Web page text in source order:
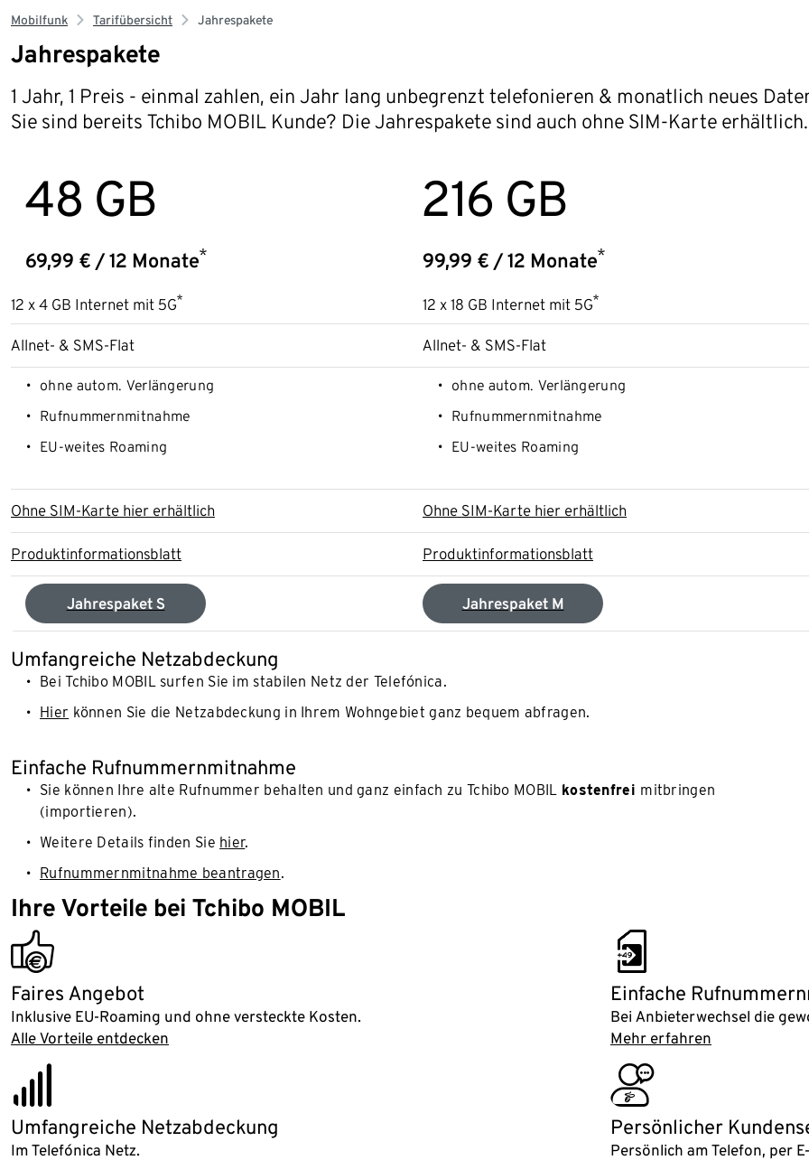
Mobilfunk Tarifübersicht Jahrespakete
Jahrespakete
1 Jahr, 1 Preis - einmal zahlen, ein Jahr lang unbegrenzt telefonieren & monatlich neues
Sie sind bereits Tchibo MOBIL Kunde? Die Jahrespakete sind auch ohne SIM-Karte erhältlich.
48 GB 216 GB
69,99 € / 12 Monate* 99,99 € / 12 Monate*
12 x 4 GB Internet mit 5G* 12 x 18 GB Internet mit 5G*
Allnet- & SMS-Flat Allnet- & SMS-Flat
ohne autom. Verlängerung
Rufnummernmitnahme
EU-weites Roaming
ohne autom. Verlängerung
Rufnummernmitnahme
EU-weites Roaming
Ohne SIM-Karte hier erhältlich Ohne SIM-Karte hier erhältlich
Produktinformationsblatt Produktinformationsblatt
Jahrespaket S Jahrespaket M
Umfangreiche Netzabdeckung
Bei Tchibo MOBIL surfen Sie im stabilen Netz der Telefónica.
Hier können Sie die Netzabdeckung in Ihrem Wohngebiet ganz bequem abfragen.
Einfache Rufnummernmitnahme
Sie können Ihre alte Rufnummer behalten und ganz einfach zu Tchibo MOBIL kostenfrei mitbringen
(importieren).
Weitere Details finden Sie hier.
Rufnummernmitnahme beantragen.
Ihre Vorteile bei Tchibo MOBIL
promotion_thumb
Faires Angebot
Inklusive EU-Roaming und ohne versteckte Kosten.
Alle Vorteile entdecken
number_transfer
Einfache
Bei Anbieterwechsel die
Mehr erfahren
5G
Umfangreiche Netzabdeckung
Im Telefónica Netz.
customer_service
Persönlicher
Persönlich am Telefon, per